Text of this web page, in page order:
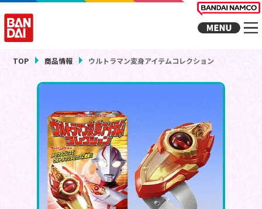
TOP 商品情報 ウルトラマン変身アイテムコレクション